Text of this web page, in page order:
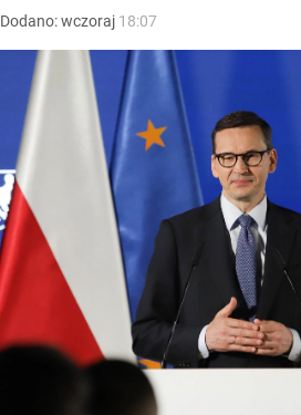
Dodano:wczoraj 18:07